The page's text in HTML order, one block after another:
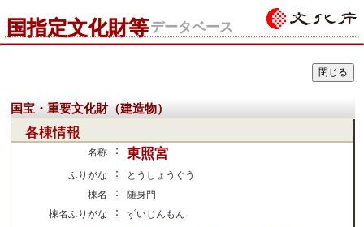
国指定文化財等データベース
国宝・重要文化財（建造物）
各棟情報
名称 ： 東照宮
ふりがな ：
とうしょうぐう
棟名
：
随身門
棟名ふりがな
： ずいじんもん